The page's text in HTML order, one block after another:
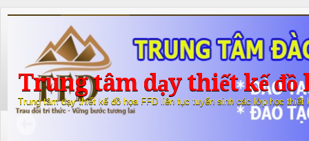
Trung tâm dạy thiết kế đồ
Trung tâm dạy thiết kế đồ họa FFD liên tục tuyển sinh các lớp học thiết